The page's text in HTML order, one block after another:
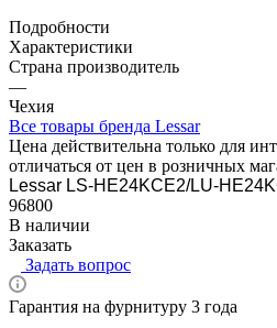
Подробности
Характеристики
Страна производитель
—
Чехия
Все товары бренда Lessar
Цена действительна только для
отличаться от цен в розничных
Lessar LS-HE24KCE2/LU-
96800
В наличии
Заказать
Задать вопрос
Гарантия на фурнитуру 3 года